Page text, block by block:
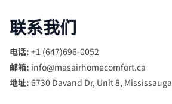
联系我们
电话: +1 (647)696-0052
邮箱: info@masairhomecomfort.ca
地址: 6730 Davand Dr, Unit 8, Mississauga